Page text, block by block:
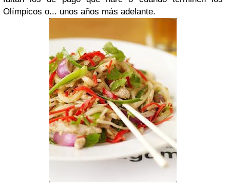
Olímpicos o... unos años más adelante.